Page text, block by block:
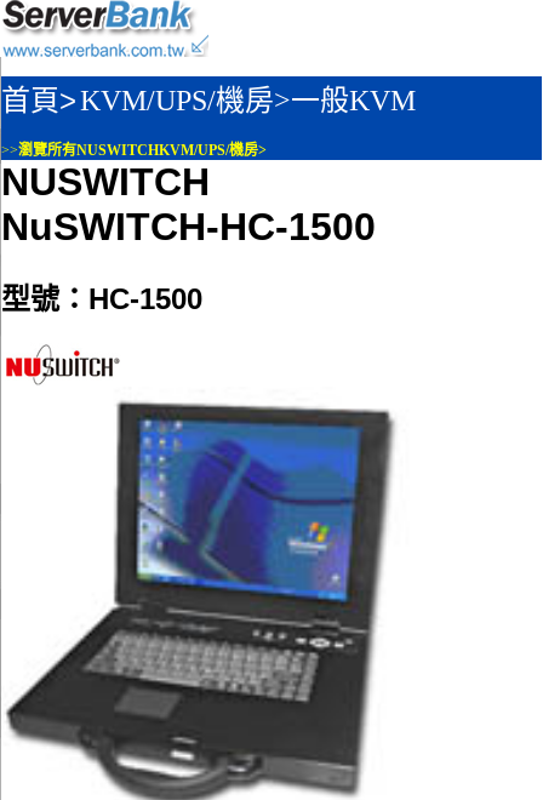
首頁>KVM/UPS/機房>一般KVM
>>瀏覽所有NUSWITCHKVM/UPS/機房>
NUSWITCH
NuSWITCH-HC-1500
型號：HC-1500